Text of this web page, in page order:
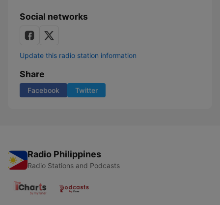
Social networks
Update this radio station information
Share
Facebook Twitter
Radio Philippines
Radio Stations and Podcasts